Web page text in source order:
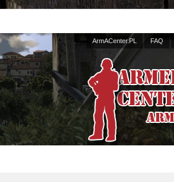
ArmACenter.PL FAQ